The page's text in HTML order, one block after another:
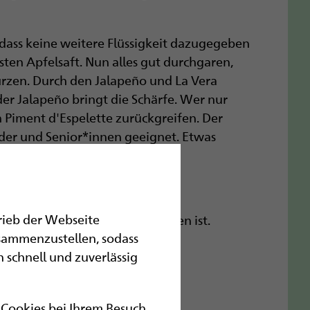
keine weitere Flüssigkeit dazugegeben
Apfelsaft. Nun alles gut durchgaren,
Durch den Jalapeño und La Vera
Jalapeño bringt die Schärfe. Wer nur
d'Espelette zurückgreifen. Der
und Senior*innen geeignet. Etwas
schon vorher aufgegessen ist.
der Webseite
sodass
und zuverlässig